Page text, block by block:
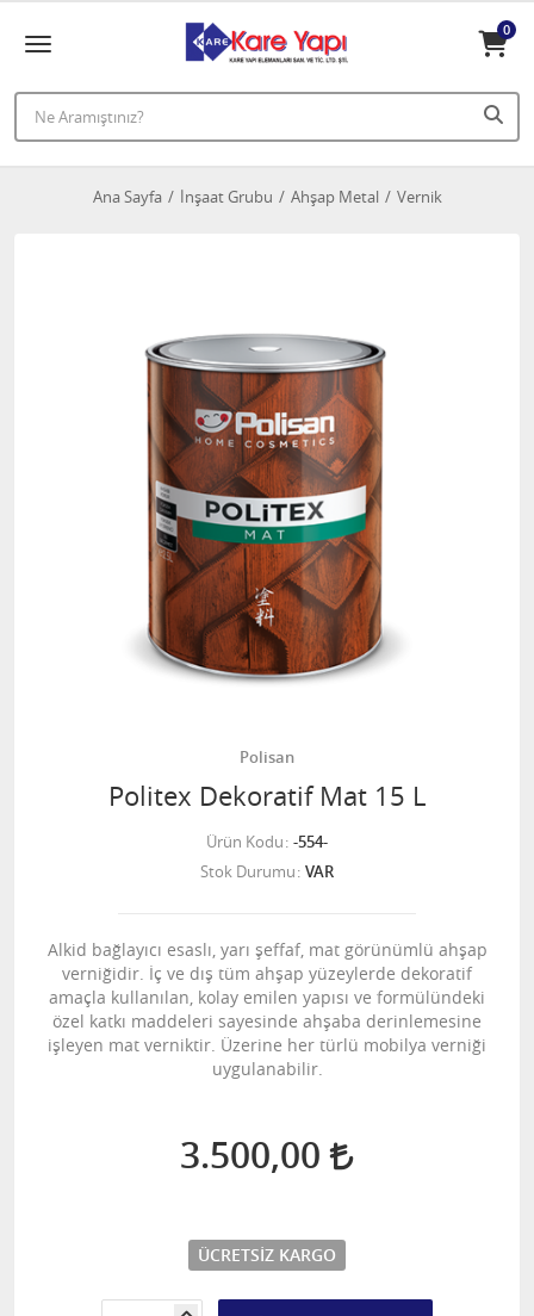
0
Ana Sayfa İnşaat Grubu Ahşap Metal Vernik
Polisan
Politex Dekoratif Mat 15 L
Ürün Kodu -554-
Stok Durumu VAR
Alkid bağlayıcı esaslı, yarı şeffaf, mat görünümlü ahşap
verniğidir. İç ve dış tüm ahşap yüzeylerde dekoratif
amaçla kullanılan, kolay emilen yapısı ve formülündeki
özel katkı maddeleri sayesinde ahşaba derinlemesine
işleyen mat verniktir. Üzerine her türlü mobilya verniği
uygulanabilir.
3.500,00
ÜCRETSIZ KARGO